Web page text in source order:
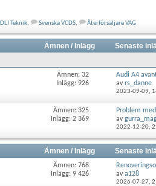
DLI Teknik, Svenska VCDS, Återförsäljare VAG
Ämnen / Inlägg
Senaste
Ämnen: 32
Inlägg: 926
Audi A4
av rs_danne
2023-09-09,
Ämnen: 325
Inlägg: 2 369
Problem
av
2022-12-20,
Ämnen / Inlägg Senaste
Ämnen: 768
Inlägg: 9 426
av a128
2026-07-27,